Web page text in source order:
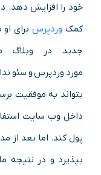
کمک وردپرسبرای
جدید در وبلاگ
مورد وردپرس و سئو
بتواند به موفقیت
داخل وب‌ سایت
پول کند. اما بعد از